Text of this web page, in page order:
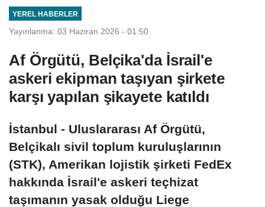
YEREL HABERLER
Yayınlanma: 03 Haziran 2026 - 01:50
Af Örgütü, Belçika'da İsrail'e
askeri ekipman taşıyan şirkete
karşı yapılan şikayete katıldı
İstanbul - Uluslararası Af Örgütü,
Belçikalı sivil toplum kuruluşlarının
(STK), Amerikan lojistik şirketi FedEx
hakkında İsrail'e askeri teçhizat
taşımanın yasak olduğu Liege